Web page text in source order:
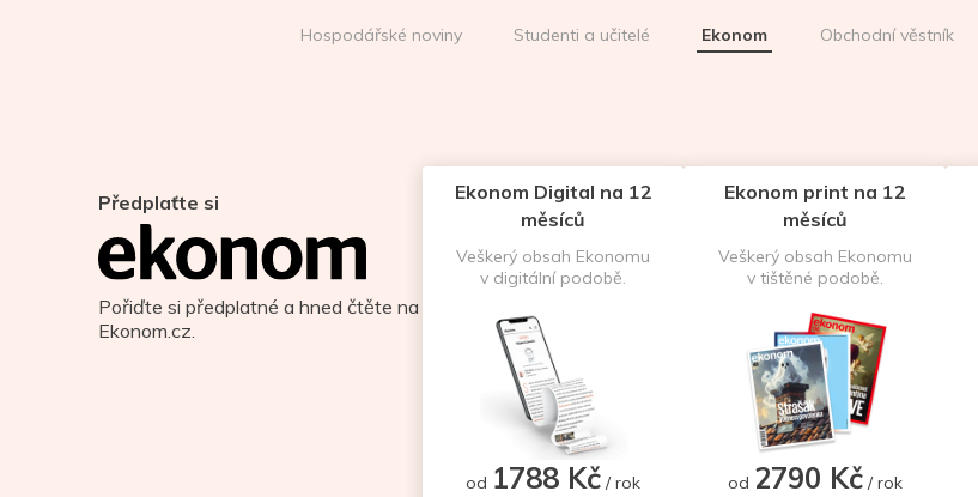
Hospodářské noviny Studenti a učitelé Ekonom Obchodní věstník
Předplaťte si
Pořiďte si předplatné a hned čtěte na
Ekonom.cz.
Ekonom Digital na 12
měsíců
Veškerý obsah Ekonomu
v digitální podobě.
od 1788 Kč / rok
Ekonom print na 12
měsíců
Veškerý obsah Ekonomu
v tištěné podobě.
od 2790 Kč/ rok